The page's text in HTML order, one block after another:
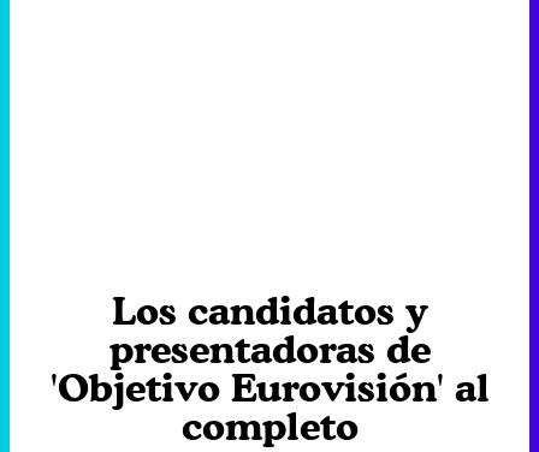
Los candidatos y
presentadoras de
'Objetivo Eurovisión' al
completo